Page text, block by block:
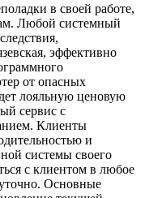
в своей работе,
Любой системный
эффективно
от опасных
лояльную ценовую
сервис с
Клиенты
и
системы своего
с клиентом в любое
Основные